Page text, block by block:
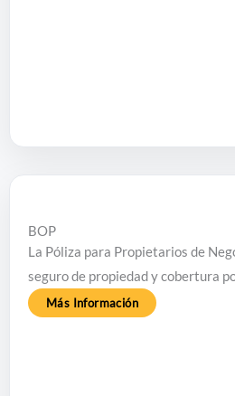
BOP
La Póliza para Propietarios de
seguro de propiedad y cobertura
Más Información